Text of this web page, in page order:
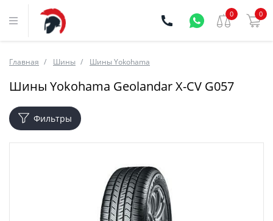
0 0
Главная Шины Шины Yokohama
Шины Yokohama Geolandar X-CV G057
Фильтры